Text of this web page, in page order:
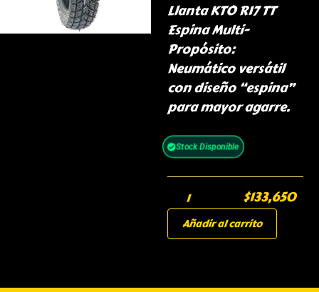
Llanta KTO R17 TT
Espina Multi-
Propósito:
Neumático versátil
con diseño “espina”
para mayor agarre.
Stock Disponible
$133,650
Añadir al carrito